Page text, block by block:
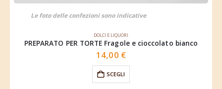
Le foto delle confezioni sono indicative
DOLCI E LIQUORI
PREPARATO PER TORTE Fragole e cioccolato bianco
14,00 €
SCEGLI